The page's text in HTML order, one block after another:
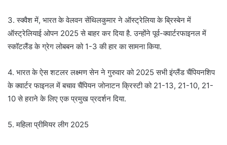
3. स्क्वैश में, भारत के वेलवन सेंथिलकुमार ने ऑस्ट्रेलिया के ब्रिस्बेन में
ऑस्ट्रेलियाई ओपन 2025 से बाहर कर दिया है. उन्होंने पूर्व-क्वार्टरफाइनल में
स्कॉटलैंड के ग्रेग लोबबन को 1-3 की हार का सामना किया.
4. भारत के ऐस शटलर लक्ष्मण सेन ने गुरुवार को 2025 सभी इंग्लैंड चैंपियनशिप
के क्वार्टर फाइनल में बचाव चैंपियन जोनाटन क्रिस्टी को 21-13, 21-10, 21-
10 से हराने के लिए एक प्रमुख प्रदर्शन दिया.
5. महिला प्रीमियर लीग 2025